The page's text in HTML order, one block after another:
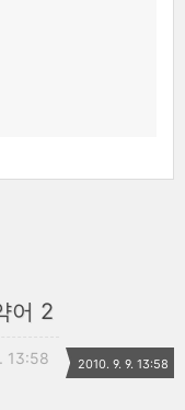
어 2
13:58 2010. 9. 9. 13:58